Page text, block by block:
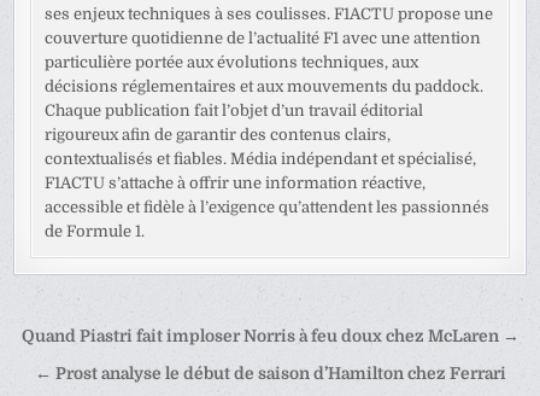
ses enjeux techniques à ses coulisses. F1ACTU propose une
couverture quotidienne de l’actualité F1 avec une attention
particulière portée aux évolutions techniques, aux
décisions réglementaires et aux mouvements du paddock.
Chaque publication fait l’objet d’un travail éditorial
rigoureux afin de garantir des contenus clairs,
contextualisés et fiables. Média indépendant et spécialisé,
F1ACTU s’attache à offrir une information réactive,
accessible et fidèle à l’exigence qu’attendent les passionnés
de Formule 1.
Navigation
de
Quand Piastri fait imploser Norris à feu doux chez McLaren →
← Prost analyse le début de saison d’Hamilton chez Ferrari